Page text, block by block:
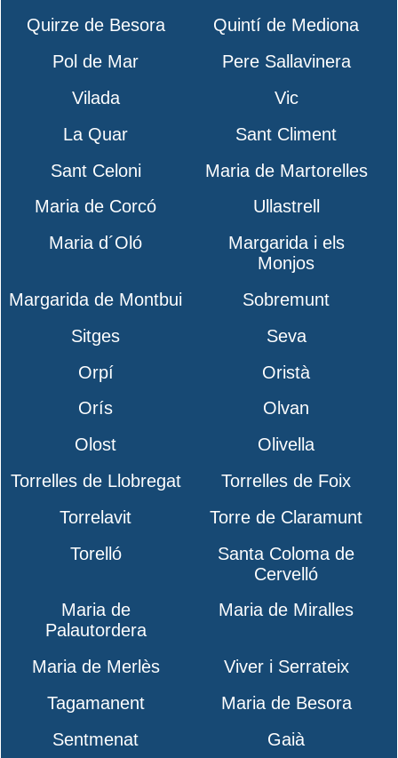
Quirze de Besora
Quintí de Mediona
Pol de Mar
Pere Sallavinera
Vilada
Vic
La Quar
Sant Climent
Sant Celoni
Maria de Martorelles
Maria de Corcó
Ullastrell
Maria d´Oló
Margarida i els
Monjos
Margarida de Montbui
Sobremunt
Sitges
Seva
Orpí
Oristà
Orís
Olvan
Olost
Olivella
Torrelles de Llobregat
Torrelles de Foix
Torrelavit
Torre de Claramunt
Torelló
Santa Coloma de
Cervelló
Maria de
Palautordera
Maria de Miralles
Maria de Merlès
Viver i Serrateix
Tagamanent
Maria de Besora
Sentmenat
Gaià